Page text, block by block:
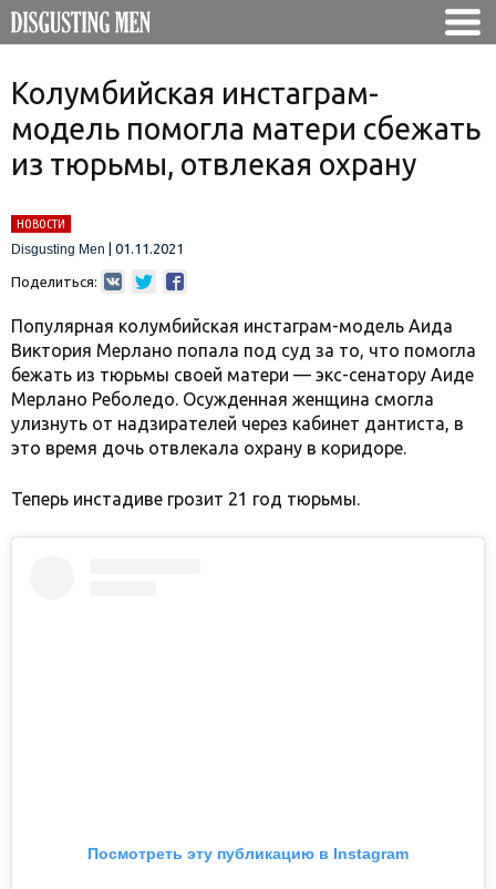
Колумбийская инстаграм-
модель помогла матери сбежать
из тюрьмы, отвлекая охрану
НОВОСТИ
Disgusting Men
01.11.2021
Поделиться:
Популярная колумбийская инстаграм-модель Аида
Виктория Мерлано попала под суд за то, что помогла
бежать из тюрьмы своей матери — экс-сенатору Аиде
Мерлано Реболедо. Осужденная женщина смогла
улизнуть от надзирателей через кабинет дантиста, в
это время дочь отвлекала охрану в коридоре.
Теперь инстадиве грозит 21 год тюрьмы.
Посмотреть эту публикацию в Instagram